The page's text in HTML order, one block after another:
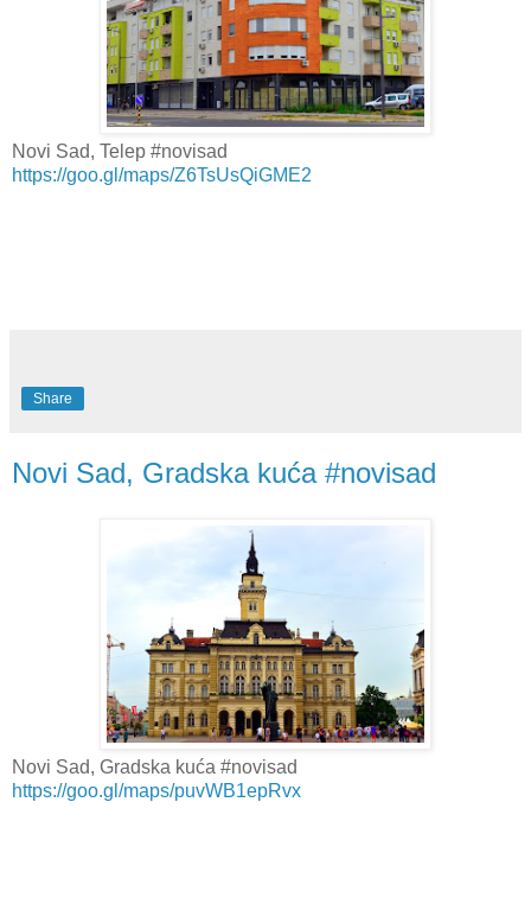
Novi Sad, Telep #novisad
https://goo.gl/maps/Z6TsUsQiGME2
Share
Novi Sad, Gradska kuća #novisad
Novi Sad, Gradska kuća #novisad
https://goo.gl/maps/puvWB1epRvx